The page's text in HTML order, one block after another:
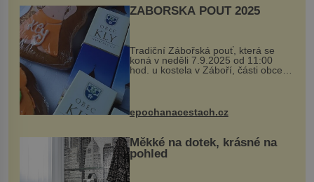
ZÁBOŘSKÁ POUŤ 2025
Tradiční Zábořská pouť, která se
koná v neděli 7.9.2025 od 11:00
hod. u kostela v Záboří, části obce
Kly u Mělníka. V programu naleznete
komentovanou prohlídku kostela,
epochanacestach.cz
Měkké na dotek, krásné na
pohled